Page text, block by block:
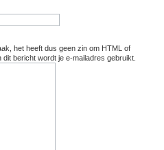
het heeft dus geen zin om HTML of
bericht wordt je e-mailadres gebruikt.